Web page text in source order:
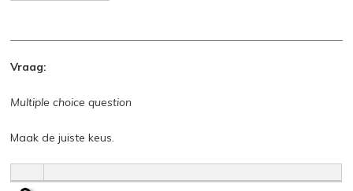
Vraag:
Multiple choice question
Maak de juiste keus.